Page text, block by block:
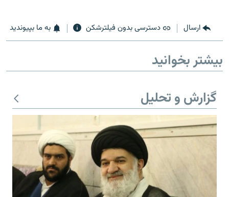
ارسال دسترسی بدون فیلترشکن به ما بپیوندید
بیشتر بخوانید
گزارش و تحلیل